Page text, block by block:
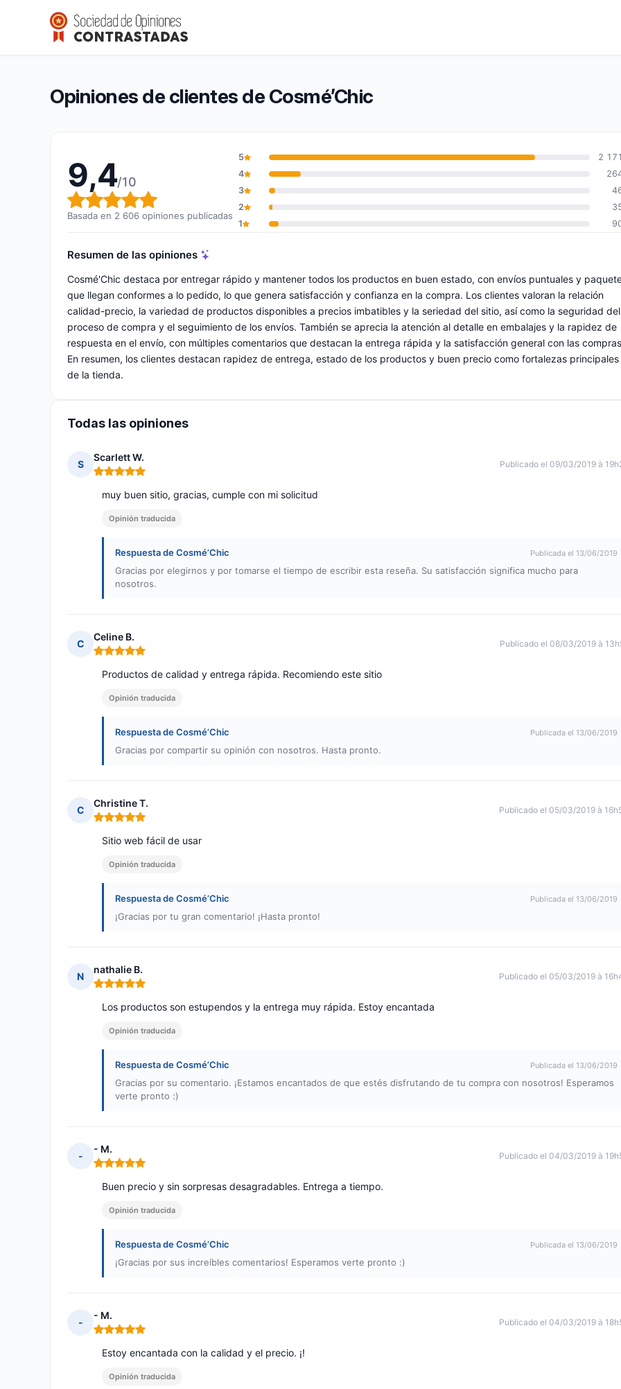
Cosmé’Chic
Calificación global: 9,4 de 10
9,4/10(2 606 opiniones)
Opiniones de clientes de Cosmé’Chic
9,4/10
Calificación global: 9,4 de 10
Basada en 2 606 opiniones publicadas
5
2 171
4
3
2
1
Resumen de las opiniones
Cosmé'Chic destaca por entregar rápido y mantener todos los productos en buen estado, con envíos puntuales y
que llegan conformes a lo pedido, lo que genera satisfacción y confianza en la compra. Los clientes valoran la relación
calidad-precio, la variedad de productos disponibles a precios imbatibles y la seriedad del sitio, así como la seguridad del
proceso de compra y el seguimiento de los envíos. También se aprecia la atención al detalle en embalajes y la rapidez de
respuesta en el envío, con múltiples comentarios que destacan la entrega rápida y la satisfacción general con las
En resumen, los clientes destacan rapidez de entrega, estado de los productos y buen precio como fortalezas principales
de la tienda.
Todas las opiniones
S
Scarlett W.
Nota: 5 de 5
Publicado el 09/03/2019 à
muy buen sitio, gracias, cumple con mi solicitud
Opinión traducida
Respuesta de Cosmé’Chic Publicada el 13/06/2019
Gracias por elegirnos y por tomarse el tiempo de escribir esta reseña. Su satisfacción significa mucho para
nosotros.
C
Celine B.
Nota: 5 de 5
Publicado el 08/03/2019 à
Productos de calidad y entrega rápida. Recomiendo este sitio
Opinión traducida
Respuesta de Cosmé’Chic Publicada el 13/06/2019
Gracias por compartir su opinión con nosotros. Hasta pronto.
C
Christine T.
Nota: 5 de 5
Publicado el 05/03/2019 à
Sitio web fácil de usar
Opinión traducida
Respuesta de Cosmé’Chic Publicada el 13/06/2019
¡Gracias por tu gran comentario! ¡Hasta pronto!
N
nathalie B.
Nota: 5 de 5
Publicado el 05/03/2019 à
Los productos son estupendos y la entrega muy rápida. Estoy encantada
Opinión traducida
Respuesta de Cosmé’Chic Publicada el 13/06/2019
Gracias por su comentario. ¡Estamos encantados de que estés disfrutando de tu compra con nosotros! Esperamos
verte pronto :)
-
- M.
Nota: 5 de 5
Publicado el 04/03/2019 à
Buen precio y sin sorpresas desagradables. Entrega a tiempo.
Opinión traducida
Respuesta de Cosmé’Chic Publicada el 13/06/2019
¡Gracias por sus increíbles comentarios! Esperamos verte pronto :)
-
- M.
Nota: 5 de 5
Publicado el 04/03/2019 à
Estoy encantada con la calidad y el precio. ¡!
Opinión traducida